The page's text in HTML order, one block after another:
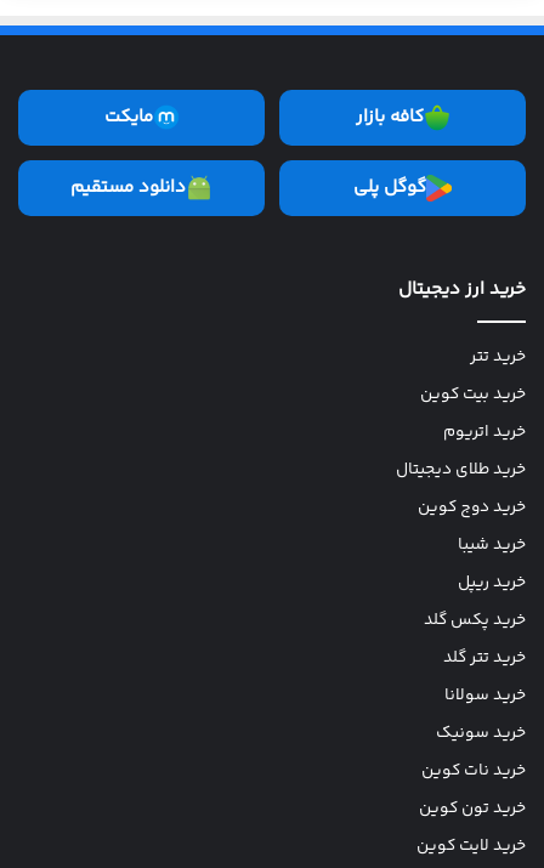
کافه بازار مایکت
گوگل پلی دانلود مستقیم
خرید ارز دیجیتال
خرید تتر
خرید بیت کوین
خرید اتریوم
خرید طلای دیجیتال
خرید دوج کوین
خرید شیبا
خرید ریپل
خرید پکس گلد
خرید تتر گلد
خرید سولانا
خرید سونیک
خرید نات کوین
خرید تون کوین
خرید لایت کوین